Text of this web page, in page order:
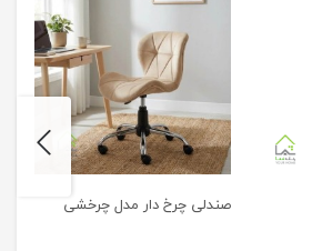
صندلی چرخ دار مدل چرخشی